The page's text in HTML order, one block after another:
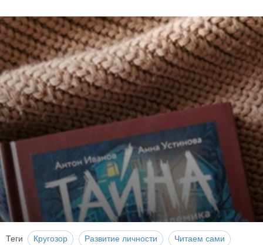
Теги Кругозор Развитие личности Читаем сами